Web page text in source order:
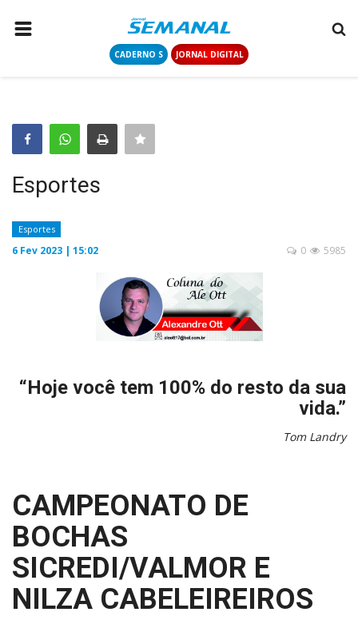
CADERNO S JORNAL DIGITAL
COLUNISTAS
CONTATO
LOGIN
CADASTRAR
JORNAL DIGITAL
Esportes
Esportes
6 Fev 2023 | 15:02 5985
0
“Hoje você tem 100% do resto da sua
vida.”
Tom Landry
CAMPEONATO DE
BOCHAS
SICREDI/VALMOR E
NILZA CABELEIREIROS